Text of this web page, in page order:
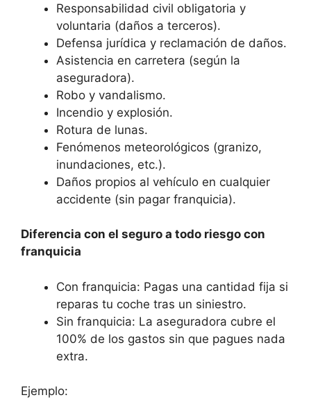
Responsabilidad civil obligatoria y
voluntaria (daños a terceros).
Defensa jurídica y reclamación de daños.
Asistencia en carretera (según la
aseguradora).
Robo y vandalismo.
Incendio y explosión.
Rotura de lunas.
Fenómenos meteorológicos (granizo,
inundaciones, etc.).
Daños propios al vehículo en cualquier
accidente (sin pagar franquicia).
Diferencia con el seguro a todo riesgo con
franquicia
Con franquicia: Pagas una cantidad fija si
reparas tu coche tras un siniestro.
Sin franquicia: La aseguradora cubre el
100% de los gastos sin que pagues nada
extra.
Ejemplo: